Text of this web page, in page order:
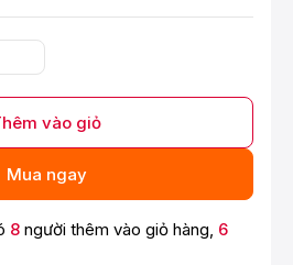
vào giỏ
Mua ngay
8 người thêm vào giỏ hàng, 6